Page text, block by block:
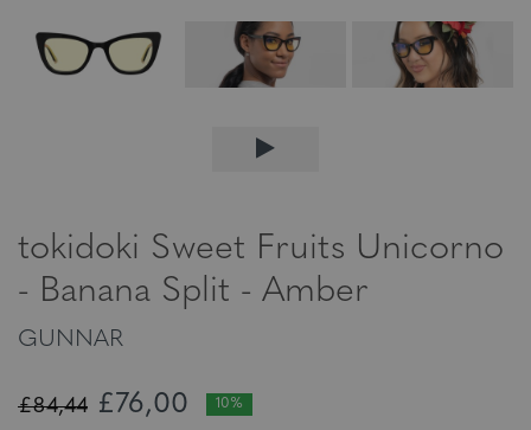
tokidoki Sweet Fruits Unicorno
- Banana Split - Amber
GUNNAR
£84,44 £76,00 10%